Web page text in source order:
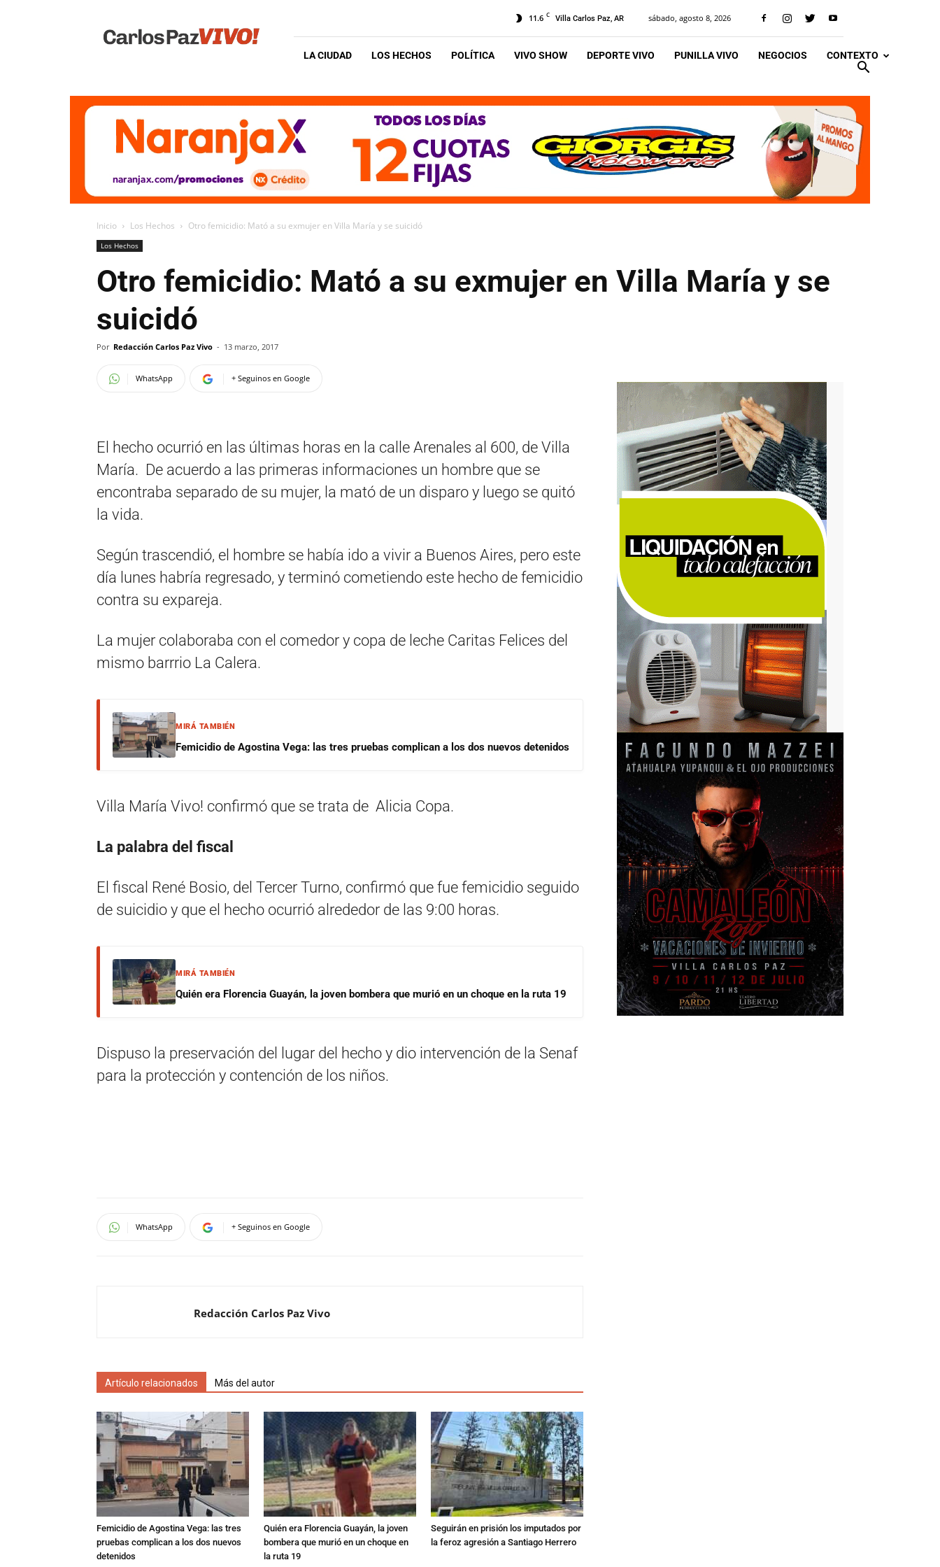
Vivo
11.6 C Villa Carlos Paz, AR sábado, agosto 8, 2026
LA CIUDAD LOS HECHOS POLÍTICA VIVO SHOW DEPORTE VIVO PUNILLA VIVO NEGOCIOS CONTEXTO
Inicio Los Hechos Otro femicidio: Mató a su exmujer en Villa María y se suicidó
Los Hechos
Otro femicidio: Mató a su exmujer en Villa María y se
suicidó
Por Redacción Carlos Paz Vivo - 13 marzo, 2017
WhatsApp + Seguinos en Google
El hecho ocurrió en las últimas horas en la calle Arenales al 600, de Villa
María. De acuerdo a las primeras informaciones un hombre que se
encontraba separado de su mujer, la mató de un disparo y luego se quitó
la vida.
Según trascendió, el hombre se había ido a vivir a Buenos Aires, pero este
día lunes habría regresado, y terminó cometiendo este hecho de femicidio
contra su expareja.
La mujer colaboraba con el comedor y copa de leche Caritas Felices del
mismo barrrio La Calera.
MIRÁ TAMBIÉN
Femicidio de Agostina Vega: las tres pruebas complican a los dos nuevos detenidos
Villa María Vivo! confirmó que se trata de Alicia Copa.
La palabra del fiscal
El fiscal René Bosio, del Tercer Turno, confirmó que fue femicidio seguido
de suicidio y que el hecho ocurrió alrededor de las 9:00 horas.
MIRÁ TAMBIÉN
Quién era Florencia Guayán, la joven bombera que murió en un choque en la ruta 19
Dispuso la preservación del lugar del hecho y dio intervención de la Senaf
para la protección y contención de los niños.
WhatsApp + Seguinos en Google
Redacción Carlos Paz Vivo
Artículo relacionados Más del autor
Femicidio de Agostina Vega: las tres
pruebas complican a los dos nuevos
detenidos
Quién era Florencia Guayán, la joven
bombera que murió en un choque en
la ruta 19
Seguirán en prisión los imputados por
la feroz agresión a Santiago Herrero